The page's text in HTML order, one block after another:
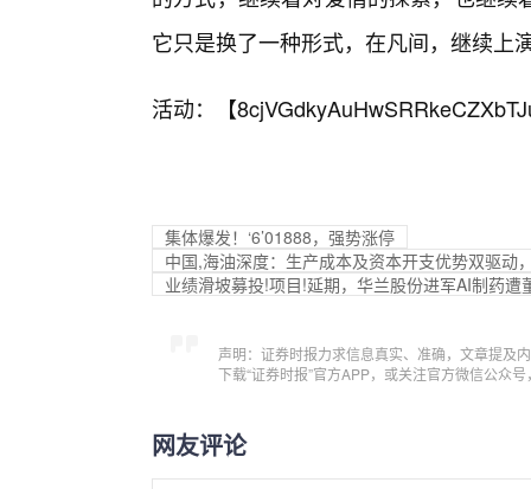
它只是换了一种形式，在凡间，继续
活动：【
集体爆发！‘6’01888，强势涨停
中国,海油深度：生产成本及资本开支优势双驱动
业绩滑坡募投!项目!延期，华兰股份进军AI制药遭
声明：证券时报力求信息真实、准确，文章提及
下载“证券时报”官方APP，或关注官方微信公众
网友评论